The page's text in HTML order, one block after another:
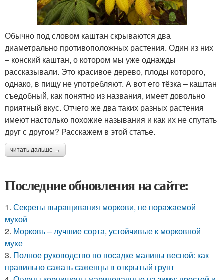
Обычно под словом каштан скрываются два
диаметрально противоположных растения. Один из них
– конский каштан, о котором мы уже однажды
рассказывали. Это красивое дерево, плоды которого,
однако, в пищу не употребляют. А вот его тёзка – каштан
съедобный, как понятно из названия, имеет довольно
приятный вкус. Отчего же два таких разных растения
имеют настолько похожие называния и как их не спутать
друг с другом? Расскажем в этой статье.
читать дальше →
Последние обновления на сайте:
1. Секреты выращивания моркови, не поражаемой
мухой
2. Морковь – лучшие сорта, устойчивые к морковной
мухе
3. Полное руководство по посадке малины весной: как
правильно сажать саженцы в открытый грунт